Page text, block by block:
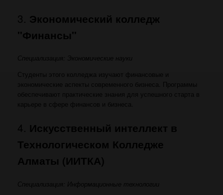
3. Экономический колледж
"Финансы"
Специализация: Экономические науки
Студенты этого колледжа изучают финансовые и
экономические аспекты современного бизнеса. Программы
обеспечивают практические знания для успешного старта в
карьере в сфере финансов и бизнеса.
4. Искусственный интеллект в
Технологическом Колледже
Алматы (ИИТКА)
Специализация: Информационные технологии